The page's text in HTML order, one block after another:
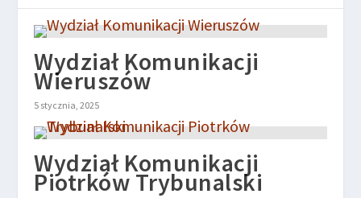
Wydział Komunikacji
Wieruszów
5 stycznia, 2025
Wydział Komunikacji
Piotrków Trybunalski